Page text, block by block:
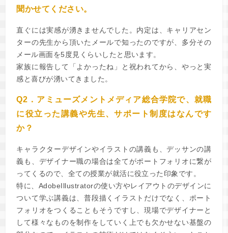
聞かせてください。
直ぐには実感が湧きませんでした。内定は、キャリアセン
ターの先生から頂いたメールで知ったのですが、多分その
メール画面を5度見くらいしたと思います。
家族に報告して「よかったね」と祝われてから、やっと実
感と喜びが湧いてきました。
Q2．アミューズメントメディア総合学院で、就職
に役立った講義や先生、サポート制度はなんです
か？
キャラクターデザインやイラストの講義も、デッサンの講
義も、デザイナー職の場合は全てがポートフォリオに繋が
ってくるので、全ての授業が就活に役立った印象です。
特に、AdobeIllustratorの使い方やレイアウトのデザインに
ついて学ぶ講義は、普段描くイラストだけでなく、ポート
フォリオをつくることもそうですし、現場でデザイナーと
して様々なものを制作をしていく上でも欠かせない基盤の